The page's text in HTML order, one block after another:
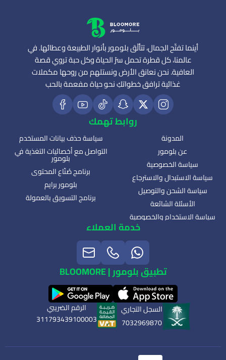
أينما تفتّح الجمال، تتألّق بلومور بأنوار الطبيعة وعطائها. في
عالمنا، كل قطرة تحمل سرّ الحياة وكل حبة تروي قصة
العافية. نحن نعانق الأرض ونستلهم من روحها مكملات
غذائية ترافق خطواتكِ نحو حياة مفعمة بالحب
روابط تهمك
المدونة
عن بلومور
سياسة الخصوصية
سياسة الاستبدال والاسترجاع
سياسة الشحن والتوصيل
الأسئلة الشائعة
سياسة الاستخدام والخصوصية
سياسة حذف بيانات المستخدم
التواصل مع أخصائيات التغذية في
بلومور
برنامج صُنّاع المحتوى
بلومور برايم
برنامج التسويق بالعمولة
خدمة العملاء
تطبيق بلومور | BLOOMORE
السجل التجاري
7032969870
الرقم الضريبي
311793439100003